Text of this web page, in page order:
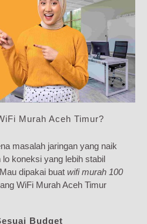
Murah Aceh Timur?
masalah jaringan yang naik
koneksi yang lebih stabil
dipakai buat wifi murah 100
WiFi Murah Aceh Timur
Budget